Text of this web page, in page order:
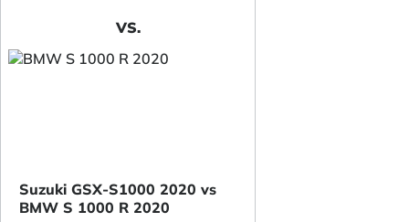
VS.
Suzuki GSX-S1000 2020 vs
BMW S 1000 R 2020